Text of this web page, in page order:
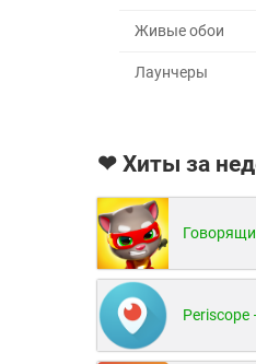
Живые обои
Лаунчеры
❤ Хиты за